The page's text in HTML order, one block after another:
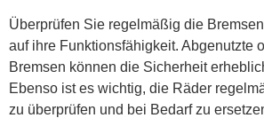
Überprüfen Sie regelmäßig die
auf ihre Funktionsfähigkeit. Abgenutzte
Bremsen können die Sicherheit
Ebenso ist es wichtig, die Räder
zu überprüfen und bei Bedarf zu